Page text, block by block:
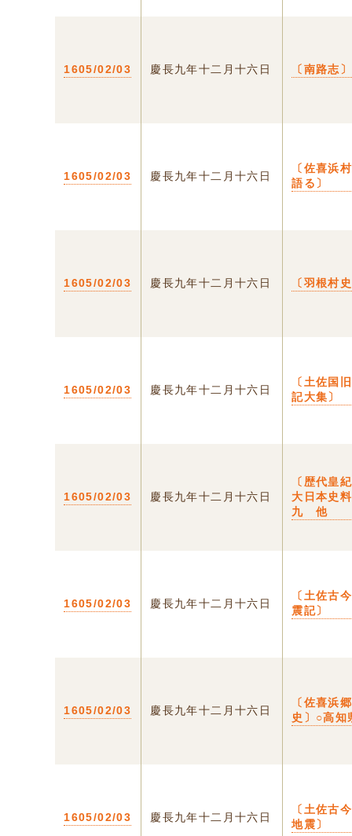
1605/02/03 慶長九年十二月十六日 〔南路志〕
1605/02/03 慶長九年十二月十六日
〔佐喜浜
語る〕
1605/02/03 慶長九年十二月十六日 〔羽根村
1605/02/03 慶長九年十二月十六日
〔土佐国
記大集〕
1605/02/03 慶長九年十二月十六日
〔歴代皇
大日本史
九 他
1605/02/03 慶長九年十二月十六日
〔土佐古
震記〕
1605/02/03 慶長九年十二月十六日
〔佐喜浜
史〕○高知
1605/02/03 慶長九年十二月十六日
〔土佐古
地震〕